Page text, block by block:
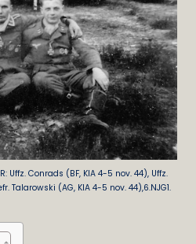
Uffz. Conrads (BF, KIA 4-5 nov. 44), Uffz.
Talarowski (AG, KIA 4-5 nov. 44),6.NJG1.